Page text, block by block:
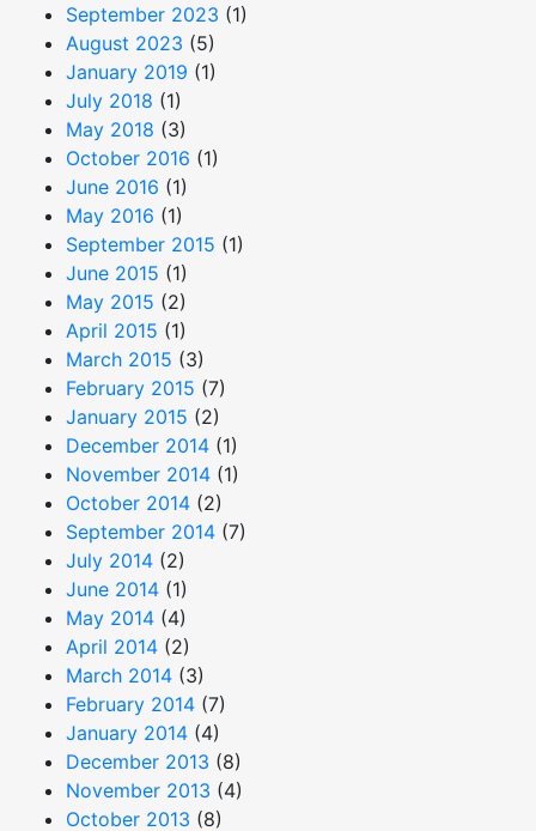
September 2023 (1)
August 2023 (5)
January 2019 (1)
July 2018 (1)
May 2018 (3)
October 2016 (1)
June 2016 (1)
May 2016 (1)
September 2015 (1)
June 2015 (1)
May 2015 (2)
April 2015 (1)
March 2015 (3)
February 2015 (7)
January 2015 (2)
December 2014 (1)
November 2014 (1)
October 2014 (2)
September 2014 (7)
July 2014 (2)
June 2014 (1)
May 2014 (4)
April 2014 (2)
March 2014 (3)
February 2014 (7)
January 2014 (4)
December 2013 (8)
November 2013 (4)
October 2013 (8)